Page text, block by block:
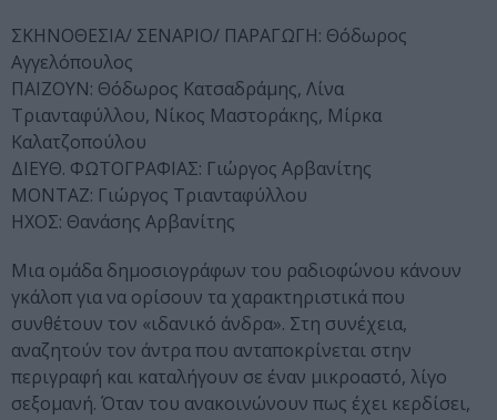
ΣΚΗΝΟΘΕΣΙΑ/ ΣΕΝΑΡΙΟ/ ΠΑΡΑΓΩΓΗ: Θόδωρος
Αγγελόπουλος
ΠΑΙΖΟΥΝ: Θόδωρος Κατσαδράμης, Λίνα
Τριανταφύλλου, Νίκος Μαστοράκης, Μίρκα
Καλατζοπούλου
ΔΙΕΥΘ. ΦΩΤΟΓΡΑΦΙΑΣ: Γιώργος Αρβανίτης
ΜΟΝΤΑΖ: Γιώργος Τριανταφύλλου
ΗΧΟΣ: Θανάσης Αρβανίτης
Μια ομάδα δημοσιογράφων του ραδιοφώνου κάνουν
γκάλοπ για να ορίσουν τα χαρακτηριστικά που
συνθέτουν τον «ιδανικό άνδρα». Στη συνέχεια,
αναζητούν τον άντρα που ανταποκρίνεται στην
περιγραφή και καταλήγουν σε έναν μικροαστό, λίγο
σεξομανή. Όταν του ανακοινώνουν πως έχει κερδίσει,